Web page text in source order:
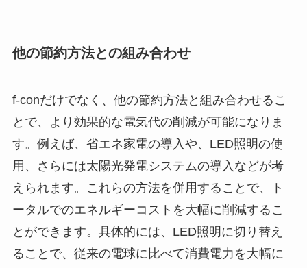
他の節約方法との組み合わせ
f-conだけでなく、他の節約方法と組み合わせるこ
とで、より効果的な電気代の削減が可能になりま
す。例えば、省エネ家電の導入や、LED照明の使
用、さらには太陽光発電システムの導入などが考
えられます。これらの方法を併用することで、ト
ータルでのエネルギーコストを大幅に削減するこ
とができます。具体的には、LED照明に切り替え
ることで、従来の電球に比べて消費電力を大幅に